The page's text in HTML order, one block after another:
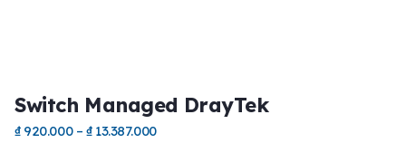
Switch Managed DrayTek
₫920.000 – ₫13.387.000